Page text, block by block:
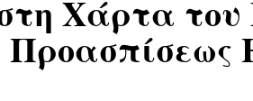
Χάρτα